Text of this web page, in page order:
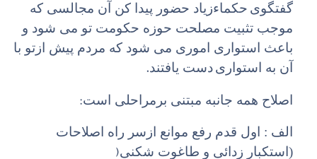
گفتگوی حکماء‌زیاد حضور پیدا کن آن مجالسی که
موجب تثبیت مصلحت حوزه حکومت تو می شود و
باعث استواری اموری می شود که مردم پیش ازتو با
آن به استواریدست یافتند.
اصلاح همه جانبه مبتنی برمراحلی است:
الف : اول قدم رفع موانع ازسر راه اصلاحات
(استکبار زدائی و طاغوت شکنی)